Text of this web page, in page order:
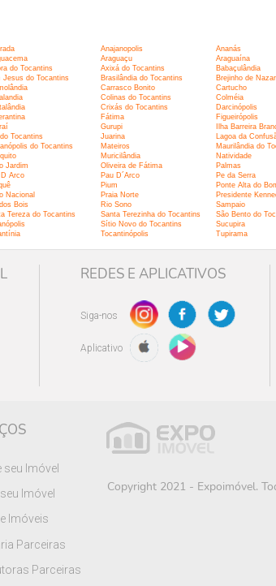
Anajanopolis Ananás
Araguaçu Araguaína
do Tocantins Axixá do Tocantins Babaçulândia
Jesus do Tocantins Brasilândia do Tocantins Brejinho de
Carrasco Bonito Cartucho
Colinas do Tocantins Colméia
Crixás do Tocantins Darcinópolis
Fátima Figueirópolis
Gurupi Ilha Barreira
Tocantins Juarina Lagoa da
do Tocantins Mateiros Maurilândia do
Muricilândia Natividade
Jardim Oliveira de Fátima Palmas
D Arco Pau D´Arco Pe da Serra
Pium Ponte Alta do
Nacional Praia Norte Presidente
Bois Rio Sono Sampaio
Tereza do Tocantins Santa Terezinha do Tocantins São Bento do
Sítio Novo do Tocantins Sucupira
Tocantinópolis Tupirama
REDES E APLICATIVOS
Siga-nos
Aplicativo
seu Imóvel
Imóvel
Imóveis
Parceiras
Parceiras
Copyright 2021 - Expoimóvel.